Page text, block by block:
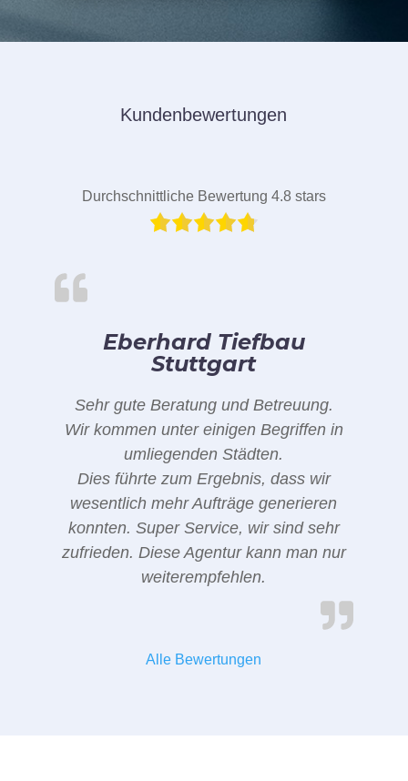
Kundenbewertungen
Durchschnittliche Bewertung 4.8 stars
Eberhard Tiefbau
Stuttgart
Sehr gute Beratung und Betreuung.
Wir kommen unter einigen Begriffen in
umliegenden Städten.
Dies führte zum Ergebnis, dass wir
wesentlich mehr Aufträge generieren
konnten. Super Service, wir sind sehr
zufrieden. Diese Agentur kann man nur
weiterempfehlen.
Alle Bewertungen